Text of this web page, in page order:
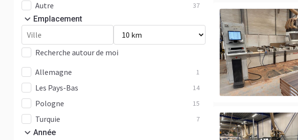
Autre 37
Emplacement
Recherche autour de moi
Allemagne
1
Les Pays-Bas 14
Pologne 15
Turquie 7
Année